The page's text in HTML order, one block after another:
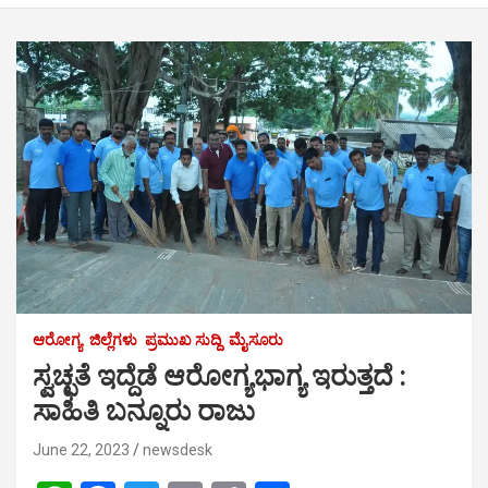
ಆರೋಗ್ಯ ಜಿಲ್ಲೆಗಳು ಪ್ರಮುಖ ಸುದ್ದಿ ಮೈಸೂರು
ಸ್ವಚ್ಛತೆ ಇದ್ದೆಡೆ ಆರೋಗ್ಯಭಾಗ್ಯ ಇರುತ್ತದೆ :
ಸಾಹಿತಿ ಬನ್ನೂರು ರಾಜು
June 22, 2023 newsdesk